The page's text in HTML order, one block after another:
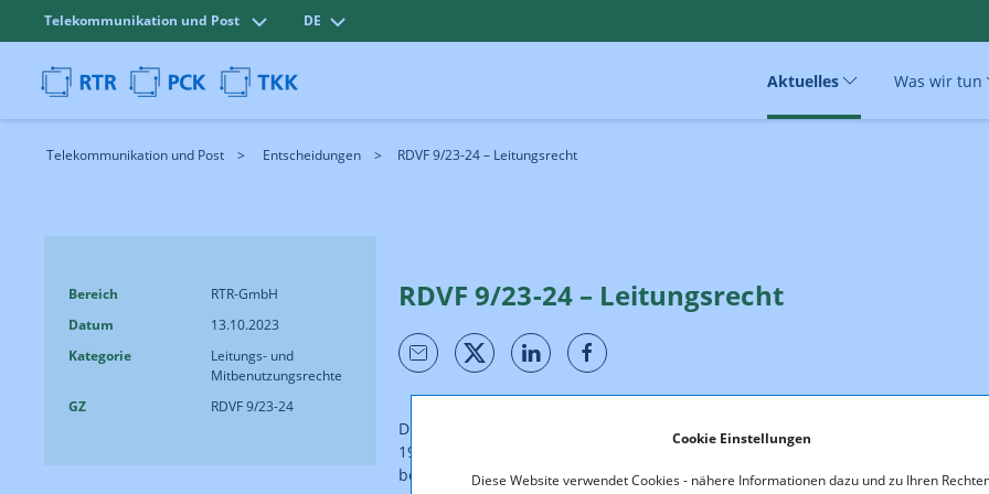
Cookie Einstellungen
Diese Website verwendet Cookies - nähere Informationen dazu und zu Ihren
Telekommunikation und Post DE
Aktuelles Was wir tun
Telekommunikation und Post Entscheidungen RDVF 9/23-24 – Leitungsrecht
Bereich
RTR-GmbH
Datum
13.10.2023
Kategorie
Leitungs- und
Mitbenutzungsrechte
GZ
RDVF 9/23-24
RDVF 9/23-24 – Leitungsrecht
Die RTR hat mit Bescheid vom 13. Oktober 2023 über Antrag gemäß §§ 51, 52, 78,
194 Abs 1 Telekommunikationsgesetz 2021, BGBl I 2021/190 idgF, eine
betreffend ein Leitungsrecht im privaten Eigentum in einer Gemeinde in